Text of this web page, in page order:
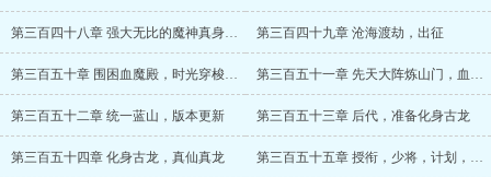
第三百四十八章 强大无比的魔神真身与灭魔计划 第三百四十九章 沧海渡劫，出征
第三百五十章 围困血魔殿，时光穿梭之玄奥 第三百五十一章 先天大阵炼山门，血魔殿灭
第三百五十二章 统一蓝山，版本更新 第三百五十三章 后代，准备化身古龙
第三百五十四章 化身古龙，真仙真龙 第三百五十五章 授衔，少将，计划，魔星（求月票）